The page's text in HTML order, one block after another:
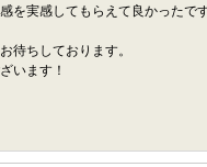
を実感してもらえて良かったで
待ちしております。
います！